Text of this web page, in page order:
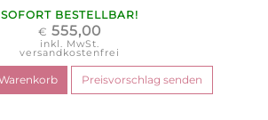
SOFORT BESTELLBAR!
€ 555,00
inkl. MwSt.
versandkostenfrei